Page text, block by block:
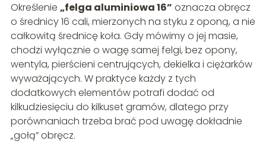
Określenie „felga aluminiowa 16” oznacza obręcz
o średnicy 16 cali, mierzonych na styku z oponą, a nie
całkowitą średnicę koła. Gdy mówimy o jej masie,
chodzi wyłącznie o wagę samej felgi, bez opony,
wentyla, pierścieni centrujących, dekielka i ciężarków
wyważających. W praktyce każdy z tych
dodatkowych elementów potrafi dodać od
kilkudziesięciu do kilkuset gramów, dlatego przy
porównaniach trzeba brać pod uwagę dokładnie
„gołą” obręcz.